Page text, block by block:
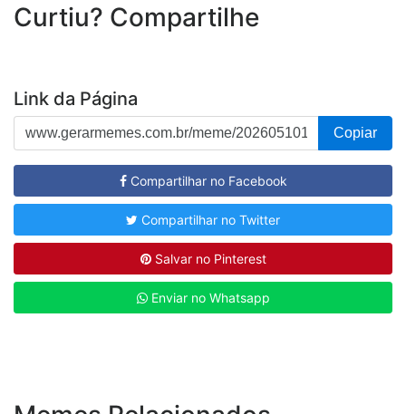
Curtiu? Compartilhe
Link da Página
Copiar
Compartilhar no Facebook
Compartilhar no Twitter
Salvar no Pinterest
Enviar no Whatsapp